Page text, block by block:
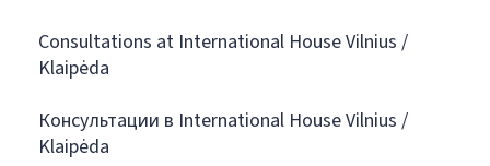
Consultations at International House Vilnius /
Klaipėda
Консультации в International House Vilnius /
Klaipėda